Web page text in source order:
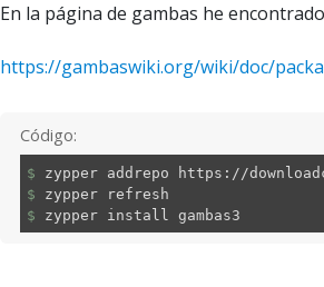
En la página de gambas he
https://gambaswiki.org/wiki/doc/
Código:
$ zypper addrepo https://
$ zypper refresh
$ zypper install gambas3